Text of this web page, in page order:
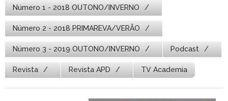
Número 1 - 2018 OUTONO/INVERNO
Número 2 - 2018 PRIMAREVA/VERÃO
Número 3 - 2019 OUTONO/INVERNO Podcast
Revista Revista APD TV Academia